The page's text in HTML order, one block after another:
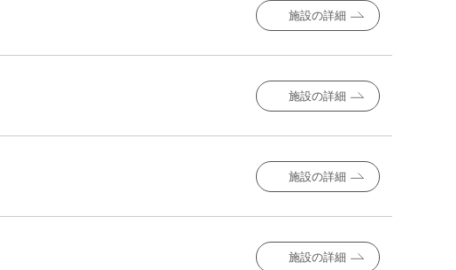
施設の詳細
施設の詳細
施設の詳細
施設の詳細